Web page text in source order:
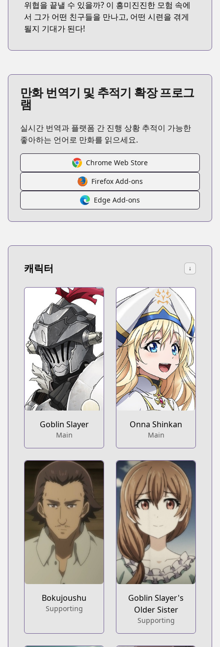
위협을 끝낼 수 있을까? 이 흥미진진한 모험 속에
서 그가 어떤 친구들을 만나고, 어떤 시련을 겪게
될지 기대가 된다!
만화 번역기 및 추적기 확장 프로그
램
실시간 번역과 플랫폼 간 진행 상황 추적이 가능한
좋아하는 언어로 만화를 읽으세요.
Chrome Web Store
Firefox Add-ons
Edge Add-ons
캐릭터 ↓
Goblin Slayer
Main
Onna Shinkan
Main
Bokujoushu
Supporting
Goblin Slayer's
Older Sister
Supporting